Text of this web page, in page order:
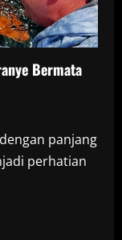
Bermata
panjang
perhatian